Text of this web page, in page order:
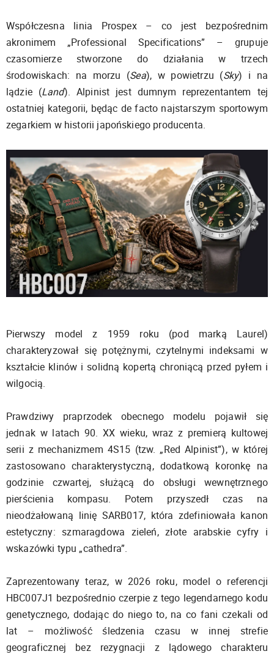
Współczesna linia Prospex – co jest bezpośrednim
akronimem „Professional Specifications” – grupuje
czasomierze stworzone do działania w trzech
środowiskach: na morzu (Sea), w powietrzu (Sky) i na
lądzie (Land). Alpinist jest dumnym reprezentantem tej
ostatniej kategorii, będąc de facto najstarszym sportowym
zegarkiem w historii japońskiego producenta.
Pierwszy model z 1959 roku (pod marką Laurel)
charakteryzował się potężnymi, czytelnymi indeksami w
kształcie klinów i solidną kopertą chroniącą przed pyłem i
wilgocią.
Prawdziwy praprzodek obecnego modelu pojawił się
jednak w latach 90. XX wieku, wraz z premierą kultowej
serii z mechanizmem 4S15 (tzw. „Red Alpinist”), w której
zastosowano charakterystyczną, dodatkową koronkę na
godzinie czwartej, służącą do obsługi wewnętrznego
pierścienia kompasu. Potem przyszedł czas na
nieodżałowaną linię SARB017, która zdefiniowała kanon
estetyczny: szmaragdowa zieleń, złote arabskie cyfry i
wskazówki typu „cathedra”.
Zaprezentowany teraz, w 2026 roku, model o referencji
HBC007J1 bezpośrednio czerpie z tego legendarnego kodu
genetycznego, dodając do niego to, na co fani czekali od
lat – możliwość śledzenia czasu w innej strefie
geograficznej bez rezygnacji z lądowego charakteru